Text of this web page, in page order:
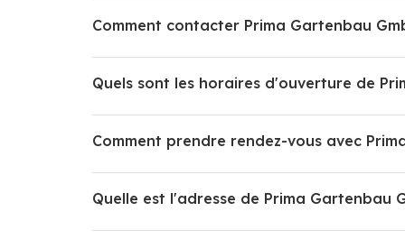
Comment contacter Prima Gartenbau
Quels sont les horaires d'ouverture de
Comment prendre rendez-vous avec
Quelle est l'adresse de Prima Gartenbau